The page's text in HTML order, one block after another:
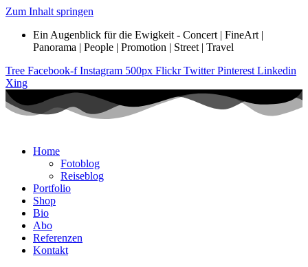
Zum Inhalt springen
Ein Augenblick für die Ewigkeit - Concert | FineArt |
Panorama | People | Promotion | Street | Travel
Tree Facebook-f Instagram 500px Flickr Twitter Pinterest Linkedin
Xing
Home
Fotoblog
Reiseblog
Portfolio
Shop
Bio
Abo
Referenzen
Kontakt